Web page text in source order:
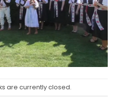
are currently closed.